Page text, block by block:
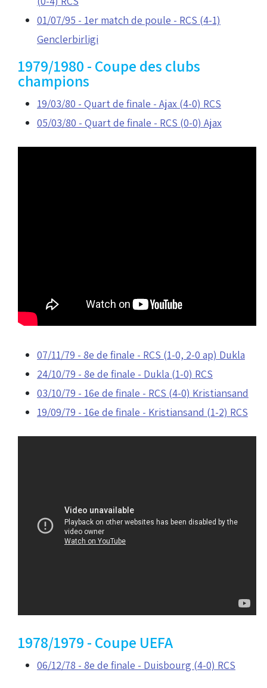
01/07/95 - 1er match de poule - RCS (4-1)
Genclerbirligi
1979/1980 - Coupe des clubs
champions
19/03/80 - Quart de finale - Ajax (4-0) RCS
05/03/80 - Quart de finale - RCS (0-0) Ajax
07/11/79 - 8e de finale - RCS (1-0, 2-0 ap) Dukla
24/10/79 - 8e de finale - Dukla (1-0) RCS
03/10/79 - 16e de finale - RCS (4-0) Kristiansand
19/09/79 - 16e de finale - Kristiansand (1-2) RCS
1978/1979 - Coupe UEFA
06/12/78 - 8e de finale - Duisbourg (4-0) RCS